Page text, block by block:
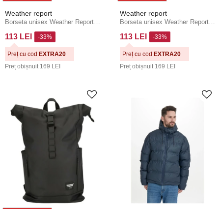
Weather report
113 LEI
Preț obișnuit 169 LEI
-33%
Preț cu cod EXTRA20
Weather report
113 LEI
Preț obișnuit 169 LEI
-33%
Preț cu cod EXTRA20